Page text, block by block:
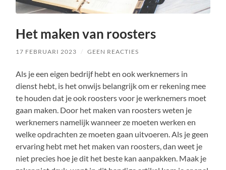
Het maken van roosters
17 FEBRUARI 2023 / GEEN REACTIES
Als je een eigen bedrijf hebt en ook werknemers in
dienst hebt, is het onwijs belangrijk om er rekening mee
te houden dat je ook roosters voor je werknemers moet
gaan maken. Door het maken van roosters weten je
werknemers namelijk wanneer ze moeten werken en
welke opdrachten ze moeten gaan uitvoeren. Als je geen
ervaring hebt met het maken van roosters, dan weet je
niet precies hoe je dit het beste kan aanpakken. Maak je